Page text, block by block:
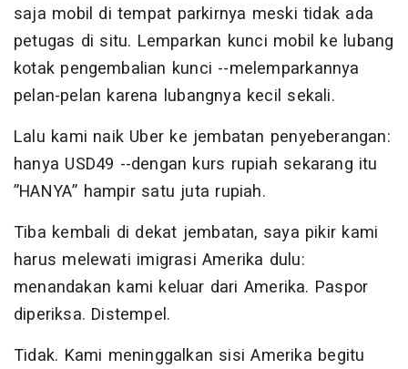
saja mobil di tempat parkirnya meski tidak ada
petugas di situ. Lemparkan kunci mobil ke lubang
kotak pengembalian kunci --melemparkannya
pelan-pelan karena lubangnya kecil sekali.
Lalu kami naik Uber ke jembatan penyeberangan:
hanya USD49 --dengan kurs rupiah sekarang itu
”HANYA” hampir satu juta rupiah.
Tiba kembali di dekat jembatan, saya pikir kami
harus melewati imigrasi Amerika dulu:
menandakan kami keluar dari Amerika. Paspor
diperiksa. Distempel.
Tidak. Kami meninggalkan sisi Amerika begitu